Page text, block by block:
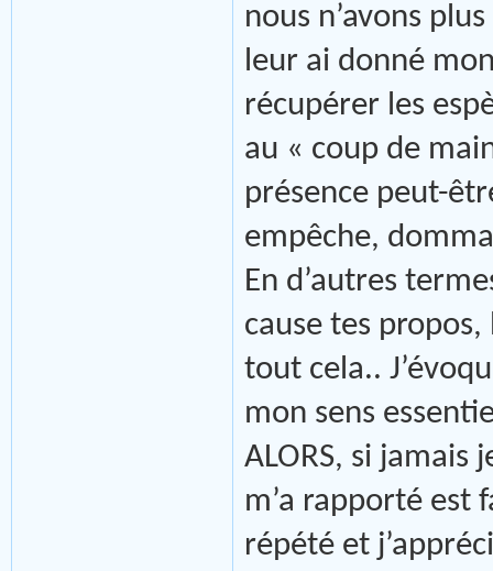
nous n’avons
leur ai donné
récupérer les
au « coup de
présence peut-
empêche,
En d’autres
cause tes
tout cela..
mon sens
ALORS, si jamais
m’a rapporté est
répété et